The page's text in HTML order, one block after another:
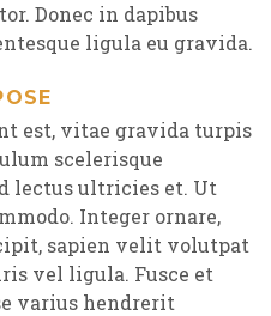
Donec in dapibus
ligula eu gravida.
est, vitae gravida turpis
scelerisque
lectus ultricies et. Ut
Integer ornare,
sapien velit volutpat
vel ligula. Fusce et
varius hendrerit